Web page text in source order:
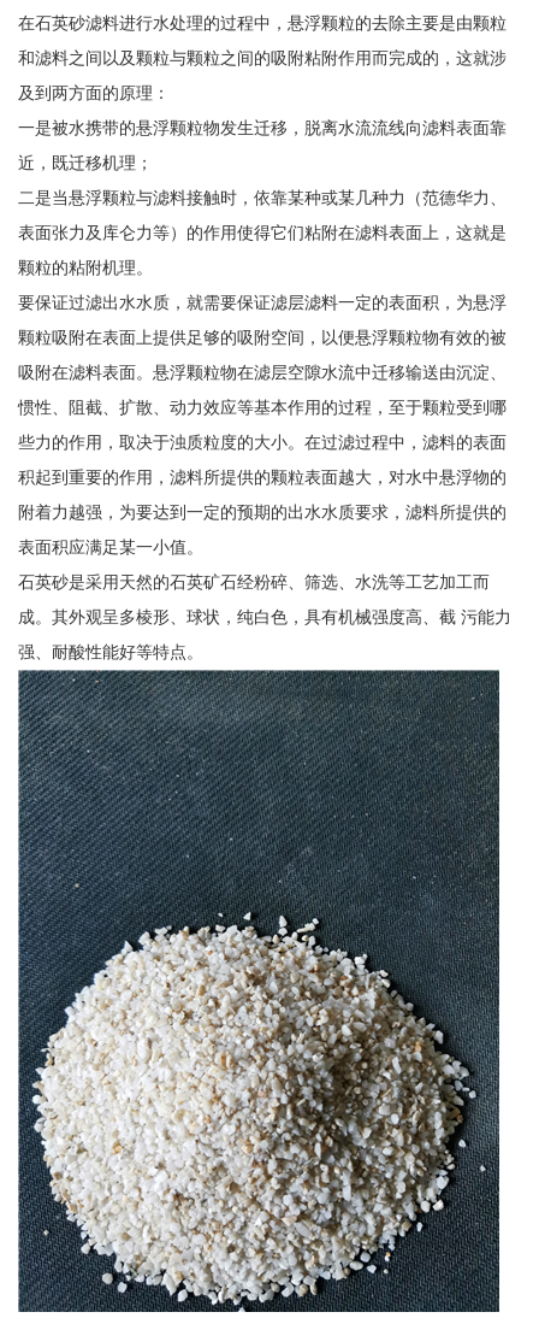
在石英砂滤料进行水处理的过程中，悬浮颗粒的去除主要是由颗粒
和滤料之间以及颗粒与颗粒之间的吸附粘附作用而完成的，这就涉
及到两方面的原理：
一是被水携带的悬浮颗粒物发生迁移，脱离水流流线向滤料表面靠
近，既迁移机理；
二是当悬浮颗粒与滤料接触时，依靠某种或某几种力（范德华力、
表面张力及库仑力等）的作用使得它们粘附在滤料表面上，这就是
颗粒的粘附机理。
要保证过滤出水水质，就需要保证滤层滤料一定的表面积，为悬浮
颗粒吸附在表面上提供足够的吸附空间，以便悬浮颗粒物有效的被
吸附在滤料表面。悬浮颗粒物在滤层空隙水流中迁移输送由沉淀、
惯性、阻截、扩散、动力效应等基本作用的过程，至于颗粒受到哪
些力的作用，取决于浊质粒度的大小。在过滤过程中，滤料的表面
积起到重要的作用，滤料所提供的颗粒表面越大，对水中悬浮物的
附着力越强，为要达到一定的预期的出水水质要求，滤料所提供的
表面积应满足某一小值。
石英砂是采用天然的石英矿石经粉碎、筛选、水洗等工艺加工而
成。其外观呈多棱形、球状，纯白色，具有机械强度高、截 污能力
强、耐酸性能好等特点。